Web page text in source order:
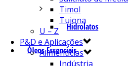
Hidrolatos
Óleos Essenciais
Timol
Tujona
U – Z
P&D e Aplicações
Alimentícias
Indústria